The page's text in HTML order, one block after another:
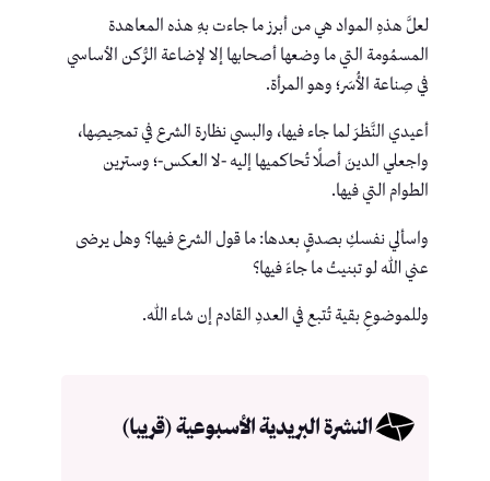
لعلَّ هذهِ المواد هي من أبرز ما جاءت بهِ هذه المعاهدة
المسمُومة التي ما وضعها أصحابها إلا لإضاعة الرُّكن الأساسي
في صِناعة الأُسَر؛ وهو المرأة.
أعيدي النَّظرَ لما جاء فيها، والبسي نظارة الشرع في تمحِيصِها،
واجعلي الدينَ أصلًا تُحاكميها إليه -لا العكس-؛ وسترين
الطوام التي فيها.
واسألي نفسكِ بصدقٍ بعدها: ما قول الشرع فيها؟ وهل يرضى
عني الله لو تبنيتُ ما جاءَ فيها؟
وللموضوعِ بقية تُتبع في العددِ القادم إن شاء الله.
النشرة البريدية الأسبوعية (قريبا)